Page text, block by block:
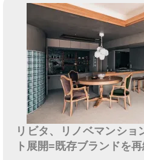
リビタ、リノベマンショ
ト展開=既存ブランドを